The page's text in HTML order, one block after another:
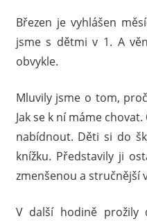
Březen je vyhlášen
jsme s dětmi v 1. A
obvykle.
Mluvily jsme o tom,
Jak se k ní máme
nabídnout. Děti si do
knížku. Představily ji
zmenšenou a stručnější
V další hodině prožily